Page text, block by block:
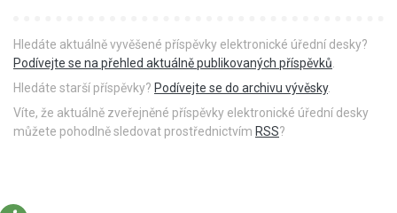
Hledáte aktuálně vyvěšené příspěvky elektronické úřední desky?
Podívejte se na přehled aktuálně publikovaných příspěvků
Hledáte starší příspěvky? Podívejte se do archivu vývěsky.
Víte, že aktuálně zveřejněné příspěvky elektronické úřední desky
můžete pohodlně sledovat prostřednictvím RSS?